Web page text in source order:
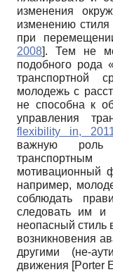
изменения
изменению
при
2008]. Тем не
подобного рода
транспортной
молодежь с
не способна к
управления
flexibility in,
важную роль
мотивационный
например,
соблюдать
следовать им и
неопасный стиль
возникновения
другими (не-
движения [Porter